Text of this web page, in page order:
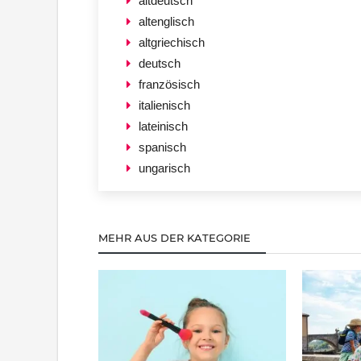
altenglisch
altgriechisch
deutsch
französisch
italienisch
lateinisch
spanisch
ungarisch
MEHR AUS DER KATEGORIE